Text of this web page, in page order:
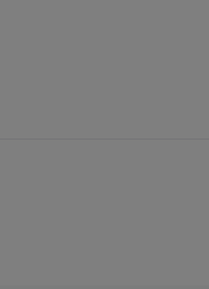
du zusätzlich den